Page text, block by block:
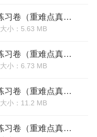
中考地理二轮专项复习练习卷（重难点真题+新考法）-陆地与海洋（原卷版和解析版）
大小：5.63 MB
中考地理二轮专项复习练习卷（重难点真题+新考法）-西北地区和青藏地区（原卷版和解析版）
大小：6.73 MB
中考地理二轮专项复习练习卷（重难点真题+新考法）-认识大洲（原卷版和解析版）
大小：11.2 MB
中考地理二轮专项复习练习卷（重难点真题+新考法）-中国的经济发展与文化（原卷版和解析版）